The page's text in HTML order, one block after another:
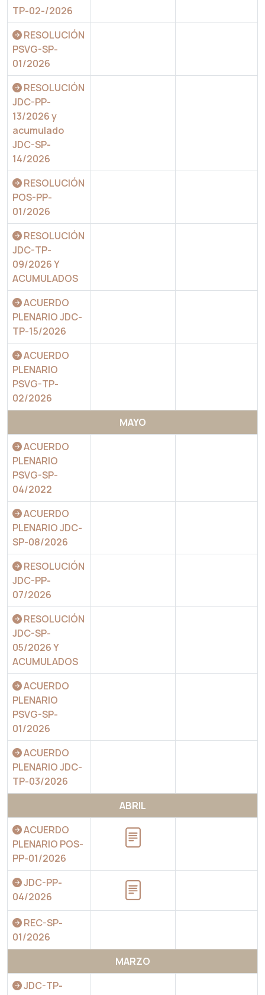
TP-02-/2026
RESOLUCIÓN
PSVG-SP-
01/2026
RESOLUCIÓN
JDC-PP-
13/2026 y
acumulado
JDC-SP-
14/2026
RESOLUCIÓN
POS-PP-
01/2026
RESOLUCIÓN
JDC-TP-
09/2026 Y
ACUMULADOS
ACUERDO
PLENARIO JDC-
TP-15/2026
ACUERDO
PLENARIO
PSVG-TP-
02/2026
MAYO
ACUERDO
PLENARIO
PSVG-SP-
04/2022
ACUERDO
PLENARIO JDC-
SP-08/2026
RESOLUCIÓN
JDC-PP-
07/2026
RESOLUCIÓN
JDC-SP-
05/2026 Y
ACUMULADOS
ACUERDO
PLENARIO
PSVG-SP-
01/2026
ACUERDO
PLENARIO JDC-
TP-03/2026
ABRIL
ACUERDO
PLENARIO POS-
PP-01/2026
JDC-PP-
04/2026
REC-SP-
01/2026
MARZO
JDC-TP-